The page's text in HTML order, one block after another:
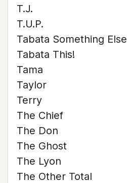
T.J.
T.U.P.
Tabata Something Else
Tabata This!
Tama
Taylor
Terry
The Chief
The Don
The Ghost
The Lyon
The Other Total